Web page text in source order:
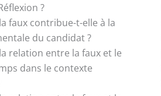
?
faux contribue-t-elle à la
du candidat ?
relation entre la faux et le
dans le contexte